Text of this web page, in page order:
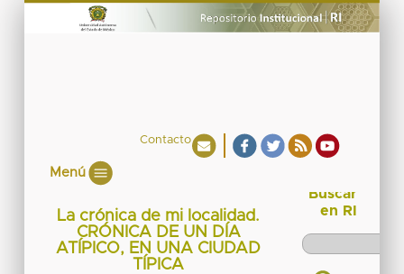
Contacto
Menú
La crónica de mi localidad.
CRÓNICA DE UN DÍA
ATÍPICO, EN UNA CIUDAD
TÍPICA
Buscar
en RI